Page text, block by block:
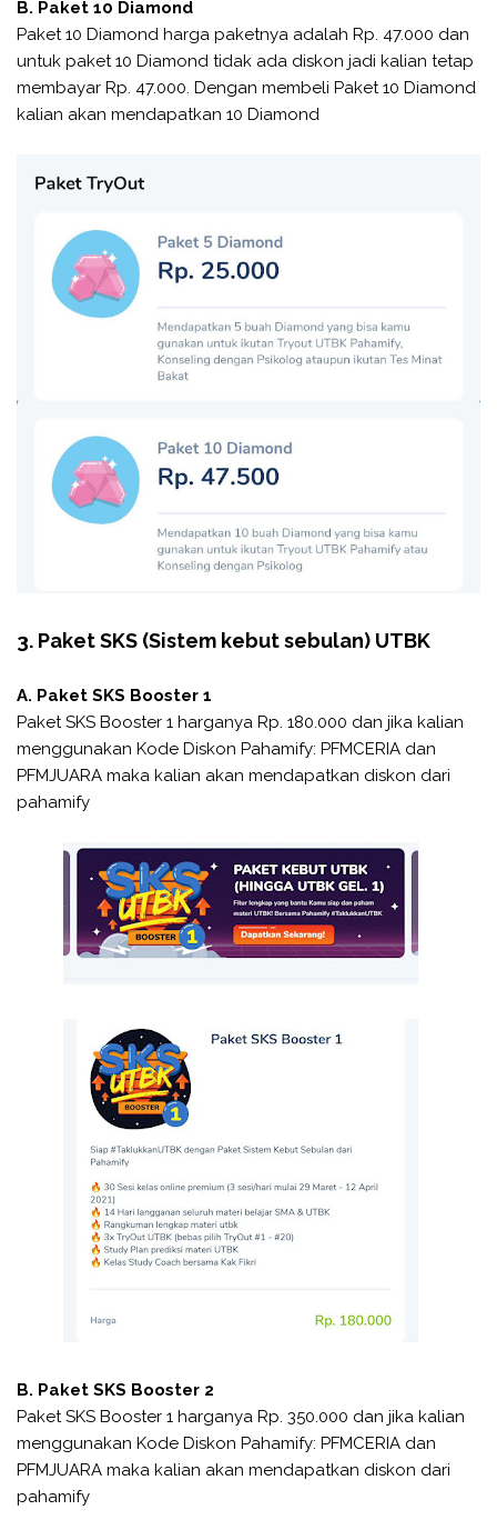
B. Paket 10 Diamond
Paket 10 Diamond harga paketnya adalah Rp. 47.000 dan
untuk paket 10 Diamond tidak ada diskon jadi kalian tetap
membayar Rp. 47.000. Dengan membeli Paket 10 Diamond
kalian akan mendapatkan 10 Diamond
3. Paket SKS (Sistem kebut sebulan) UTBK
A. Paket SKS Booster 1
Paket SKS Booster 1 harganya Rp. 180.000 dan jika kalian
menggunakan Kode Diskon Pahamify: PFMCERIA dan
PFMJUARA maka kalian akan mendapatkan diskon dari
pahamify
B. Paket SKS Booster 2
Paket SKS Booster 1 harganya Rp. 350.000 dan jika kalian
menggunakan Kode Diskon Pahamify: PFMCERIA dan
PFMJUARA maka kalian akan mendapatkan diskon dari
pahamify